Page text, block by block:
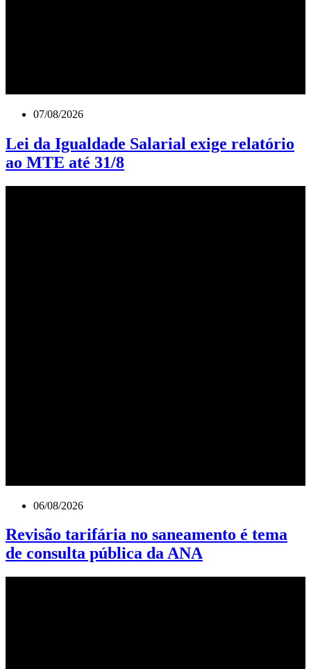
07/08/2026
Lei da Igualdade Salarial exige relatório
ao MTE até 31/8
06/08/2026
Revisão tarifária no saneamento é tema
de consulta pública da ANA